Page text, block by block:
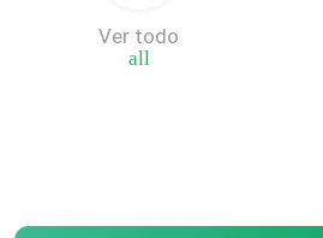
all
Ver todo